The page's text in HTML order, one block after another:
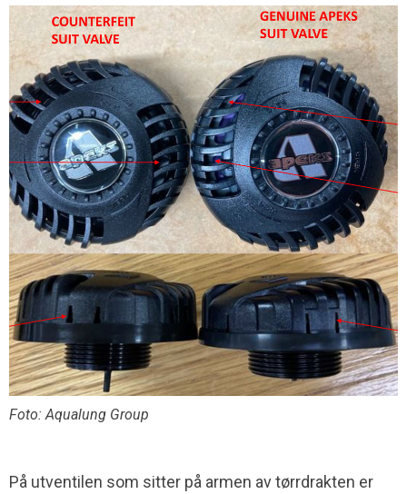
Foto: Aqualung Group
På utventilen som sitter på armen av tørrdrakten er